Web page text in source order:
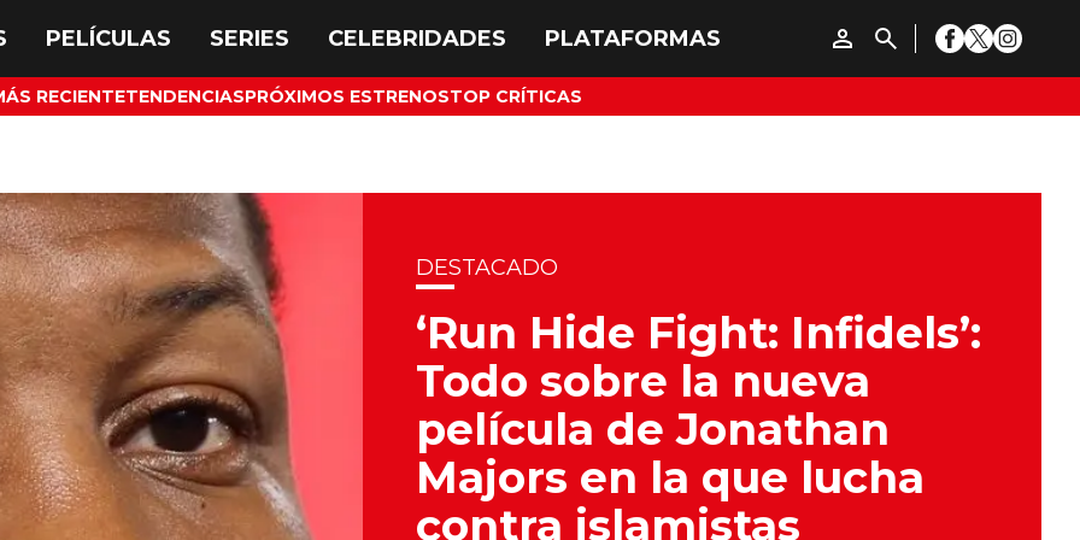
RECIENTETENDENCIASPRÓXIMOS ESTRENOSTOP CRÍTICAS
DESTACADO
‘Run Hide Fight: Infidels’:
Todo sobre la nueva
película de Jonathan
Majors en la que lucha
contra islamistas